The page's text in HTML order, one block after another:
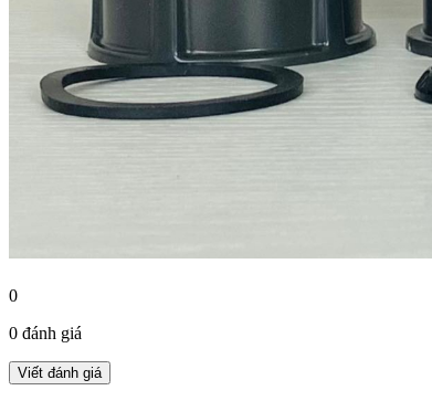
0
0 đánh giá